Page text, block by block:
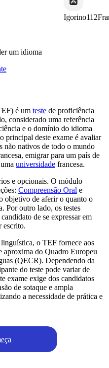
um idioma
é um teste de proficiência
considerado uma referência
e o domínio do idioma
principal deste exame é avaliar
não nativos de todo o mundo
emigrar para um país de
universidade francesa.
e opcionais. O módulo
Compreensão Oral e
objetivo de aferir o quanto o
Por outro lado, os testes
de se expressar em
escrito.
o TEF fornece aos
aproxima do Quadro Europeu
(QECR). Dependendo da
do teste pode variar de
exame exige dos candidatos
de sotaque e ampla
a necessidade de prática e